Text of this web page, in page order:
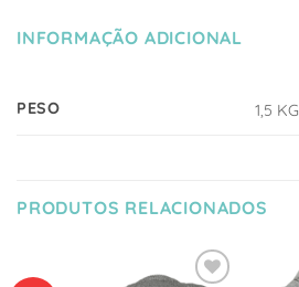
INFORMAÇÃO ADICIONAL
PESO 1,5 KG
PRODUTOS RELACIONADOS